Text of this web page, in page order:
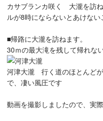
カサブランカ咲く 大瀧を訪
ルが8時にならないとあけな
■帰路に大瀧を訪ねます。
30ｍの最大滝を残して帰れな
河津大瀧 行く道のほとんど
で、凄い風圧です
動画を撮影しましたので、実